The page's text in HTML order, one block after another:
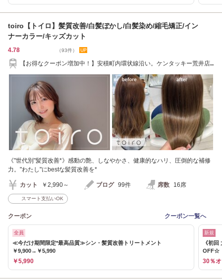
toiro【トイロ】髪質改善/白髪ぼかし/白髪染め/縮毛矯正/イン
ナーカラー/キッズカット
4.78 （93件）
【お得なクーポン増加中！】安積町内環状線沿い。ケンタッキー荒井店
《"世代別"髪質改善*》感動の艶、しなやかさ、健康的なハリ、圧倒的な補修
力。"わたし"にbestな髪質改善を*
カット ￥2,990～ ブログ 99件 席数 16席
スマート支払いOK
クーポン クーポン一覧へ
全員
≪今だけ期間限定*最高品質≫シン・髪質改善トリートメント
￥9,900→￥5,990
￥5,990
新規
《初
OFF☆
30％